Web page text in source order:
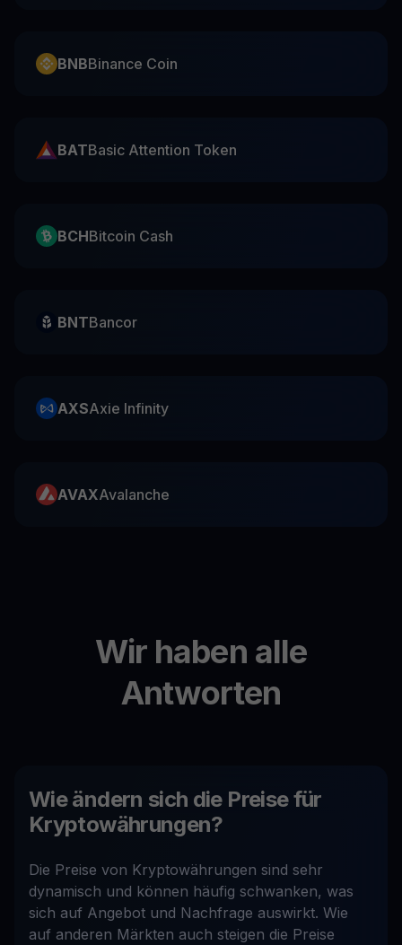
BNBBinance Coin
BATBasic Attention Token
BCHBitcoin Cash
BNTBancor
AXSAxie Infinity
AVAXAvalanche
Wir haben alle
Antworten
Wie ändern sich die Preise für
Kryptowährungen?
Die Preise von Kryptowährungen sind sehr
dynamisch und können häufig schwanken, was
sich auf Angebot und Nachfrage auswirkt. Wie
auf anderen Märkten auch steigen die Preise